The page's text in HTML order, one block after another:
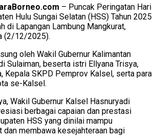
– Puncak Peringatan Hari
Hulu Sungai Selatan (HSS) Tahun 2025
di Lapangan Lambung Mangkurat,
(2/12/2025).
oleh Wakil Gubernur Kalimantan
Sulaiman, beserta istri Ellyana Trisya,
Kepala SKPD Pemprov Kalsel, serta para
se-Kalsel.
Wakil Gubernur Kalsel Hasnuryadi
berbagai capaian dan prestasi
HSS yang dinilai mampu
dan membawa kesejahteraan bagi